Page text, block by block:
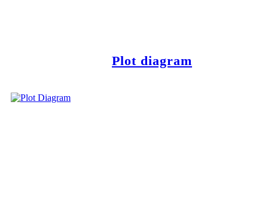
Plot diagram